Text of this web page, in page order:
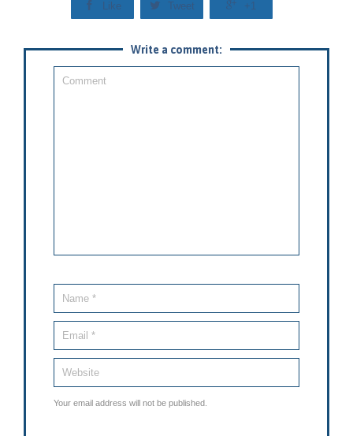
 Like  Tweet  +1
Write a comment:
Your email address will not be published.